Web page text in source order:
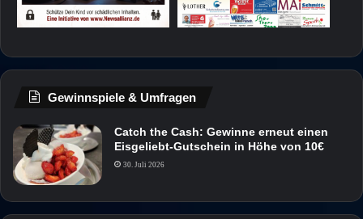
Gewinnspiele & Umfragen
Catch the Cash: Gewinne erneut einen
Eisgeliebt-Gutschein in Höhe von 10€
30. Juli 2026